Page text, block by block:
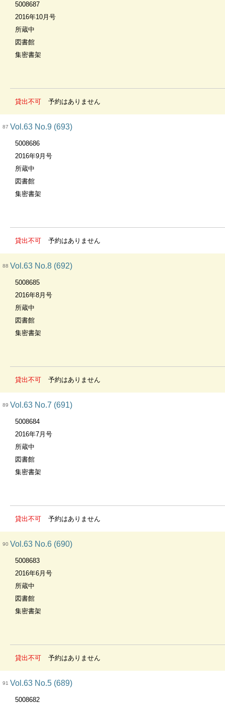
5008687
2016年10月号
所蔵中
図書館
集密書架
貸出不可 予約はありません
87 Vol.63 No.9 (693)
5008686
2016年9月号
所蔵中
図書館
集密書架
貸出不可 予約はありません
88 Vol.63 No.8 (692)
5008685
2016年8月号
所蔵中
図書館
集密書架
貸出不可 予約はありません
89 Vol.63 No.7 (691)
5008684
2016年7月号
所蔵中
図書館
集密書架
貸出不可 予約はありません
90 Vol.63 No.6 (690)
5008683
2016年6月号
所蔵中
図書館
集密書架
貸出不可 予約はありません
91 Vol.63 No.5 (689)
5008682